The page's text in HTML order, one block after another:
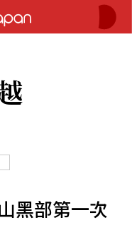
ภาษาไทย
黑部第一次